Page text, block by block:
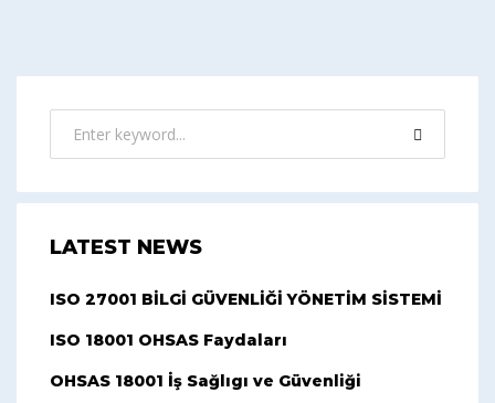
LATEST NEWS
ISO 27001 BİLGİ GÜVENLİĞİ YÖNETİM SİSTEMİ
ISO 18001 OHSAS Faydaları
OHSAS 18001 İş Sağlıgı ve Güvenliği